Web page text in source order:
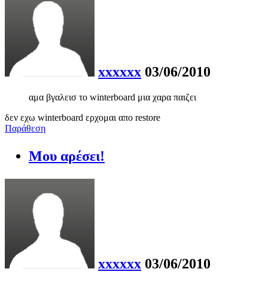
xxxxxx 03/06/2010
αμα βγαλεισ το winterboard μια χαρα παιζει
δεν εχω winterboard ερχομαι απο restore
Παράθεση
Μου αρέσει!
xxxxxx 03/06/2010